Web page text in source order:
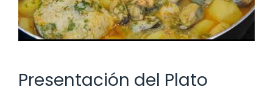
Presentación del Plato